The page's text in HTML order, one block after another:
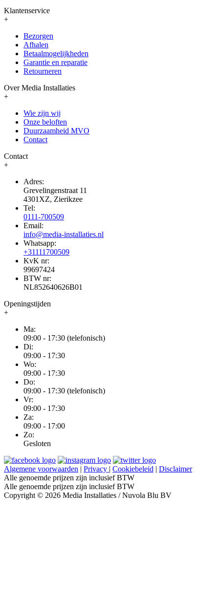
Klantenservice
+
Bezorgen
Afhalen
Betaalmogelijkheden
Garantie en reparatie
Retourneren
Over Media Installaties
+
Wie zijn wij
Onze beloften
Duurzaamheid MVO
Contact
Contact
+
Adres:
Grevelingenstraat 11
4301XZ, Zierikzee
Tel:
0111-700509
Email:
info@media-installaties.nl
Whatsapp:
+31111700509
KvK nr:
99697424
BTW nr:
NL852640626B01
Openingstijden
+
Ma:
09:00 - 17:30 (telefonisch)
Di:
09:00 - 17:30
Wo:
09:00 - 17:30
Do:
09:00 - 17:30 (telefonisch)
Vr:
09:00 - 17:30
Za:
09:00 - 17:00
Zo:
Gesloten
Algemene voorwaarden | Privacy | Cookiebeleid | Disclaimer
Alle genoemde prijzen zijn inclusief BTW
Alle genoemde prijzen zijn inclusief BTW
Copyright © 2026 Media Installaties / Nuvola Blu BV